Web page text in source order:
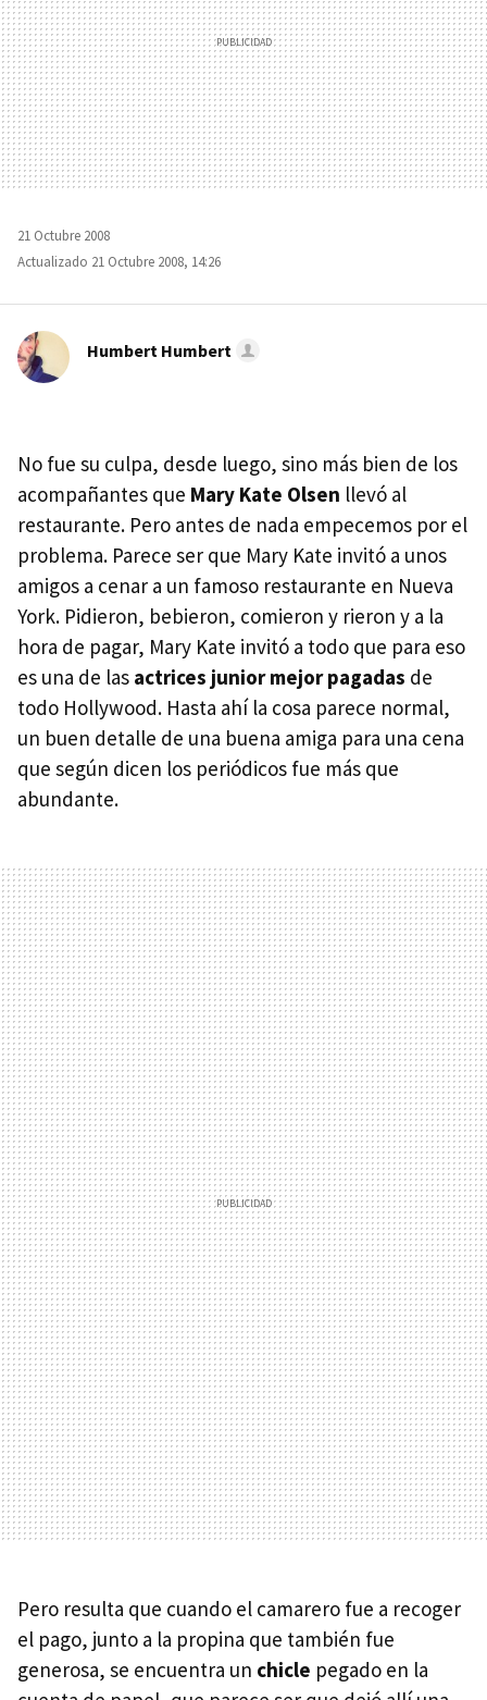
21 Octubre 2008
Actualizado 21 Octubre 2008, 14:26
Humbert Humbert
No fue su culpa, desde luego, sino más bien de los
acompañantes que Mary Kate Olsen llevó al
restaurante. Pero antes de nada empecemos por el
problema. Parece ser que Mary Kate invitó a unos
amigos a cenar a un famoso restaurante en Nueva
York. Pidieron, bebieron, comieron y rieron y a la
hora de pagar, Mary Kate invitó a todo que para eso
es una de las actrices junior mejor pagadas de
todo Hollywood. Hasta ahí la cosa parece normal,
un buen detalle de una buena amiga para una cena
que según dicen los periódicos fue más que
abundante.
Pero resulta que cuando el camarero fue a recoger
el pago, junto a la propina que también fue
generosa, se encuentra un chicle pegado en la